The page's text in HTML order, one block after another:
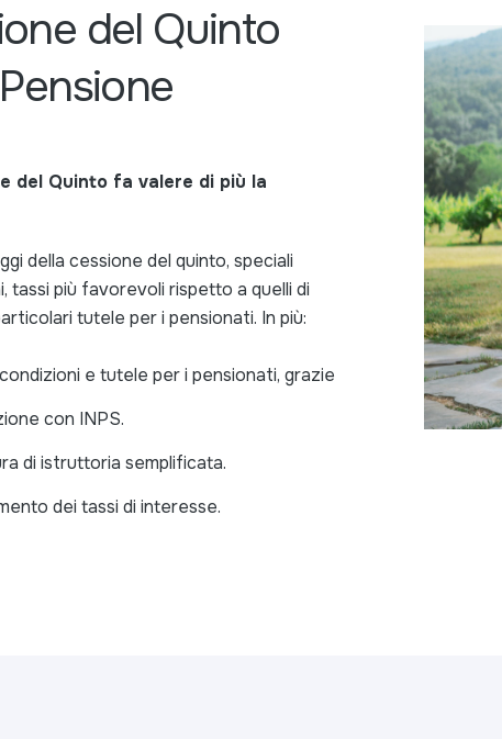
del Quinto
del Quinto fa valere di più la
della cessione del quinto, speciali
tassi più favorevoli rispetto a quelli di
tutele per i pensionati. In più:
e tutele per i pensionati, grazie
con INPS.
di istruttoria semplificata.
dei tassi di interesse.